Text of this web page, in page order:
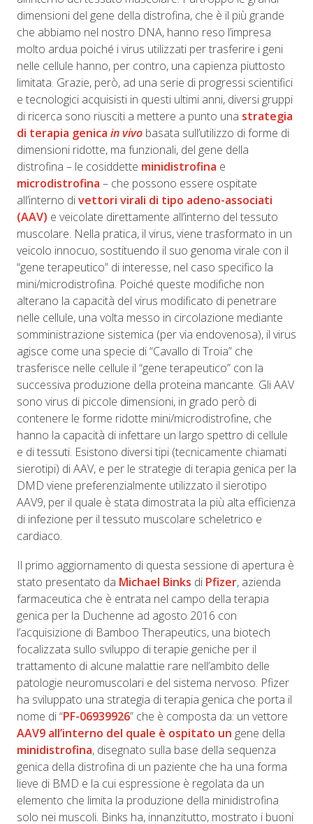
dimensioni del gene della distrofina, che è il più grande
che abbiamo nel nostro DNA, hanno reso l’impresa
molto ardua poiché i virus utilizzati per trasferire i geni
nelle cellule hanno, per contro, una capienza piuttosto
limitata. Grazie, però, ad una serie di progressi scientifici
e tecnologici acquisisti in questi ultimi anni, diversi gruppi
di ricerca sono riusciti a mettere a punto una strategia
di terapia genica in vivo basata sull’utilizzo di forme di
dimensioni ridotte, ma funzionali, del gene della
distrofina – le cosiddette minidistrofina e
microdistrofina – che possono essere ospitate
all’interno divettori virali di tipo adeno-associati
(AAV) e veicolate direttamente all’interno del tessuto
muscolare. Nella pratica, il virus, viene trasformato in un
veicolo innocuo, sostituendo il suo genoma virale con il
“gene terapeutico” di interesse, nel caso specifico la
mini/microdistrofina. Poiché queste modifiche non
alterano la capacità del virus modificato di penetrare
nelle cellule, una volta messo in circolazione mediante
somministrazione sistemica (per via endovenosa), il virus
agisce come una specie di “Cavallo di Troia” che
trasferisce nelle cellule il “gene terapeutico” con la
successiva produzione della proteina mancante. Gli AAV
sono virus di piccole dimensioni, in grado però di
contenere le forme ridotte mini/microdistrofine, che
hanno la capacità di infettare un largo spettro di cellule
e di tessuti. Esistono diversi tipi (tecnicamente chiamati
sierotipi) di AAV, e per le strategie di terapia genica per la
DMD viene preferenzialmente utilizzato il sierotipo
AAV9, per il quale è stata dimostrata la più alta efficienza
di infezione per il tessuto muscolare scheletrico e
cardiaco.
Il primo aggiornamento di questa sessione di apertura è
stato presentato da Michael Binks di Pfizer, azienda
farmaceutica che è entrata nel campo della terapia
genica per la Duchenne ad agosto 2016 con
l’acquisizione di Bamboo Therapeutics, una biotech
focalizzata sullo sviluppo di terapie geniche per il
trattamento di alcune malattie rare nell’ambito delle
patologie neuromuscolari e del sistema nervoso. Pfizer
ha sviluppato una strategia di terapia genica che porta il
nome di “PF-06939926” che è composta da: un vettore
AAV9 all’interno del quale è ospitato un gene della
minidistrofina, disegnato sulla base della sequenza
genica della distrofina di un paziente che ha una forma
lieve di BMD e la cui espressione è regolata da un
elemento che limita la produzione della minidistrofina
solo nei muscoli. Binks ha, innanzitutto, mostrato i buoni